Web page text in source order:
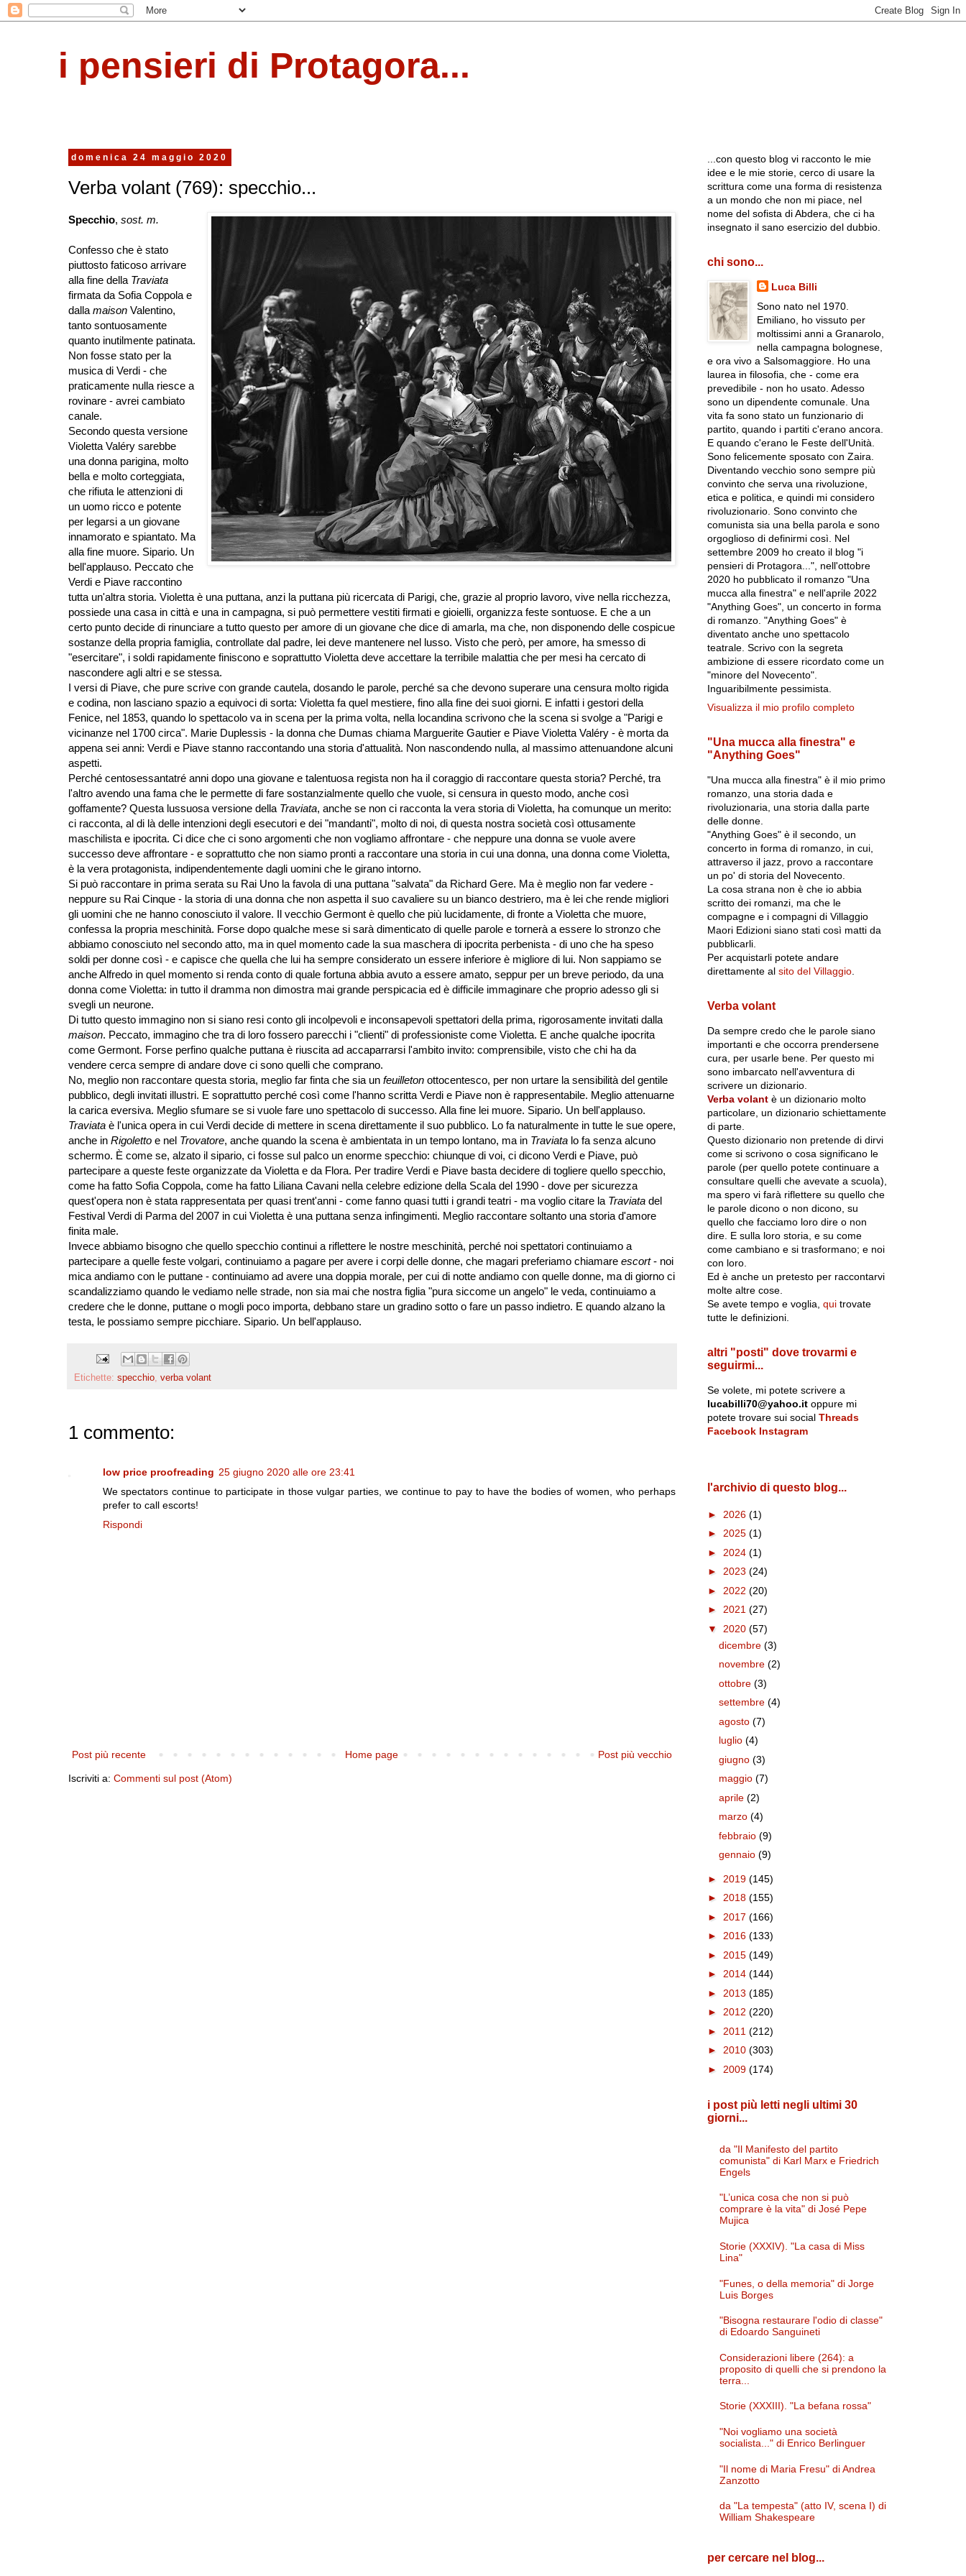
i pensieri di Protagora...
domenica 24 maggio 2020
Verba volant (769): specchio...
Specchio, sost. m.
Confesso che è stato
piuttosto faticoso arrivare
alla fine della Traviata
firmata da Sofia Coppola e
dalla maisonValentino,
tanto sontuosamente
quanto inutilmente patinata.
Non fosse stato per la
musica di Verdi - che
praticamente nulla riesce a
rovinare - avrei cambiato
canale.
Secondo questa versione
Violetta Valéry sarebbe
una donna parigina, molto
bella e molto corteggiata,
che rifiuta le attenzioni di
un uomo ricco e potente
per legarsi a un giovane
innamorato e spiantato. Ma
alla fine muore. Sipario. Un
bell'applauso. Peccato che
Verdi e Piave raccontino
tutta un'altra storia. Violetta è una puttana, anzi la puttana più ricercata di Parigi, che, grazie al proprio lavoro, vive nella ricchezza,
possiede una casa in città e una in campagna, si può permettere vestiti firmati e gioielli, organizza feste sontuose. E che a un
certo punto decide di rinunciare a tutto questo per amore di un giovane che dice di amarla, ma che, non disponendo delle cospicue
sostanze della propria famiglia, controllate dal padre, lei deve mantenere nel lusso. Visto che però, per amore, ha smesso di
"esercitare", i soldi rapidamente finiscono e soprattutto Violetta deve accettare la terribile malattia che per mesi ha cercato di
nascondere agli altri e se stessa.
I versi di Piave, che pure scrive con grande cautela, dosando le parole, perché sa che devono superare una censura molto rigida
e codina, non lasciano spazio a equivoci di sorta: Violetta fa quel mestiere, fino alla fine dei suoi giorni. E infatti i gestori della
Fenice, nel 1853, quando lo spettacolo va in scena per la prima volta, nella locandina scrivono che la scena si svolge a "Parigi e
vicinanze nel 1700 circa". Marie Duplessis - la donna che Dumas chiama Marguerite Gautier e Piave Violetta Valéry - è morta da
appena sei anni: Verdi e Piave stanno raccontando una storia d'attualità. Non nascondendo nulla, al massimo attenuandone alcuni
aspetti.
Perché centosessantatré anni dopo una giovane e talentuosa regista non ha il coraggio di raccontare questa storia? Perché, tra
l'altro avendo una fama che le permette di fare sostanzialmente quello che vuole, si censura in questo modo, anche così
goffamente? Questa lussuosa versione della Traviata, anche se non ci racconta la vera storia di Violetta, ha comunque un merito:
ci racconta, al di là delle intenzioni degli esecutori e dei "mandanti", molto di noi, di questa nostra società così ottusamente
maschilista e ipocrita. Ci dice che ci sono argomenti che non vogliamo affrontare - che neppure una donna se vuole avere
successo deve affrontare - e soprattutto che non siamo pronti a raccontare una storia in cui una donna, una donna come Violetta,
è la vera protagonista, indipendentemente dagli uomini che le girano intorno.
Si può raccontare in prima serata su Rai Uno la favola di una puttana "salvata" da Richard Gere. Ma è meglio non far vedere -
neppure su Rai Cinque - la storia di una donna che non aspetta il suo cavaliere su un bianco destriero, ma è lei che rende migliori
gli uomini che ne hanno conosciuto il valore. Il vecchio Germont è quello che più lucidamente, di fronte a Violetta che muore,
confessa la propria meschinità. Forse dopo qualche mese si sarà dimenticato di quelle parole e tornerà a essere lo stronzo che
abbiamo conosciuto nel secondo atto, ma in quel momento cade la sua maschera di ipocrita perbenista - di uno che ha speso
soldi per donne così - e capisce che quella che lui ha sempre considerato un essere inferiore è migliore di lui. Non sappiamo se
anche Alfredo in quel momento si renda conto di quale fortuna abbia avuto a essere amato, seppur per un breve periodo, da una
donna come Violetta: in tutto il dramma non dimostra mai grande perspicacia ed è difficile immaginare che proprio adesso gli si
svegli un neurone.
Di tutto questo immagino non si siano resi conto gli incolpevoli e inconsapevoli spettatori della prima, rigorosamente invitati dalla
maison. Peccato, immagino che tra di loro fossero parecchi i "clienti" di professioniste come Violetta. E anche qualche ipocrita
come Germont. Forse perfino qualche puttana è riuscita ad accaparrarsi l'ambito invito: comprensibile, visto che chi ha da
vendere cerca sempre di andare dove ci sono quelli che comprano.
No, meglio non raccontare questa storia, meglio far finta che sia un feuilletonottocentesco, per non urtare la sensibilità del gentile
pubblico, degli invitati illustri. E soprattutto perché così come l'hanno scritta Verdi e Piave non è rappresentabile. Meglio attenuarne
la carica eversiva. Meglio sfumare se si vuole fare uno spettacolo di successo. Alla fine lei muore. Sipario. Un bell'applauso.
Traviataè l'unica opera in cui Verdi decide di mettere in scena direttamente il suo pubblico. Lo fa naturalmente in tutte le sue opere,
anche in Rigolettoe nel Trovatore, anche quando la scena è ambientata in un tempo lontano, ma in Traviatalo fa senza alcuno
schermo. È come se, alzato il sipario, ci fosse sul palco un enorme specchio: chiunque di voi, ci dicono Verdi e Piave, può
partecipare a queste feste organizzate da Violetta e da Flora. Per tradire Verdi e Piave basta decidere di togliere quello specchio,
come ha fatto Sofia Coppola, come ha fatto Liliana Cavani nella celebre edizione della Scala del 1990 - dove per sicurezza
quest'opera non è stata rappresentata per quasi trent'anni - come fanno quasi tutti i grandi teatri - ma voglio citare la Traviatadel
Festival Verdi di Parma del 2007 in cui Violetta è una puttana senza infingimenti. Meglio raccontare soltanto una storia d'amore
finita male.
Invece abbiamo bisogno che quello specchio continui a riflettere le nostre meschinità, perché noi spettatori continuiamo a
partecipare a quelle feste volgari, continuiamo a pagare per avere i corpi delle donne, che magari preferiamo chiamare escort- noi
mica andiamo con le puttane - continuiamo ad avere una doppia morale, per cui di notte andiamo con quelle donne, ma di giorno ci
scandalizziamo quando le vediamo nelle strade, non sia mai che nostra figlia "pura siccome un angelo" le veda, continuiamo a
credere che le donne, puttane o mogli poco importa, debbano stare un gradino sotto o fare un passo indietro. E quando alzano la
testa, le possiamo sempre picchiare. Sipario. Un bell'applauso.
Etichette: specchio, verba volant
1 commento:
low price proofreading 25 giugno 2020 alle ore 23:41
We spectators continue to participate in those vulgar parties, we continue to pay to have the bodies of women, who perhaps
prefer to call escorts!
Rispondi
Post più recente Post più vecchio
Home page
Iscriviti a: Commenti sul post (Atom)
...con questo blog vi racconto le mie
idee e le mie storie, cerco di usare la
scrittura come una forma di resistenza
a un mondo che non mi piace, nel
nome del sofista di Abdera, che ci ha
insegnato il sano esercizio del dubbio.
chi sono...
Luca Billi
Sono nato nel 1970.
Emiliano, ho vissuto per
moltissimi anni a Granarolo,
nella campagna bolognese,
e ora vivo a Salsomaggiore. Ho una
laurea in filosofia, che - come era
prevedibile - non ho usato. Adesso
sono un dipendente comunale. Una
vita fa sono stato un funzionario di
partito, quando i partiti c'erano ancora.
E quando c'erano le Feste dell'Unità.
Sono felicemente sposato con Zaira.
Diventando vecchio sono sempre più
convinto che serva una rivoluzione,
etica e politica, e quindi mi considero
rivoluzionario. Sono convinto che
comunista sia una bella parola e sono
orgoglioso di definirmi così. Nel
settembre 2009 ho creato il blog "i
pensieri di Protagora...", nell'ottobre
2020 ho pubblicato il romanzo "Una
mucca alla finestra" e nell'aprile 2022
"Anything Goes", un concerto in forma
di romanzo. "Anything Goes" è
diventato anche uno spettacolo
teatrale. Scrivo con la segreta
ambizione di essere ricordato come un
"minore del Novecento".
Inguaribilmente pessimista.
Visualizza il mio profilo completo
"Una mucca alla finestra" e
"Anything Goes"
"Una mucca alla finestra" è il mio primo
romanzo, una storia dada e
rivoluzionaria, una storia dalla parte
delle donne.
"Anything Goes" è il secondo, un
concerto in forma di romanzo, in cui,
attraverso il jazz, provo a raccontare
un po' di storia del Novecento.
La cosa strana non è che io abbia
scritto dei romanzi, ma che le
compagne e i compagni di Villaggio
Maori Edizioni siano stati così matti da
pubblicarli.
Per acquistarli potete andare
direttamente al sito del Villaggio.
Verba volant
Da sempre credo che le parole siano
importanti e che occorra prendersene
cura, per usarle bene. Per questo mi
sono imbarcato nell'avventura di
scrivere un dizionario.
Verba volantè un dizionario molto
particolare, un dizionario schiettamente
di parte.
Questo dizionario non pretende di dirvi
come si scrivono o cosa significano le
parole (per quello potete continuare a
consultare quelli che avevate a scuola),
ma spero vi farà riflettere su quello che
le parole dicono o non dicono, su
quello che facciamo loro dire o non
dire. E sulla loro storia, e su come
come cambiano e si trasformano; e noi
con loro.
Ed è anche un pretesto per raccontarvi
molte altre cose.
Se avete tempo e voglia, quitrovate
tutte le definizioni.
altri "posti" dove trovarmi e
seguirmi...
Se volete, mi potete scrivere a
lucabilli70@yahoo.itoppure mi
potete trovare sui social Threads
Facebook Instagram
l'archivio di questo blog...
► 2026 (1)
► 2025 (1)
► 2024 (1)
► 2023 (24)
► 2022 (20)
► 2021 (27)
▼ 2020 (57)
dicembre(3)
novembre(2)
ottobre(3)
settembre(4)
agosto(7)
luglio(4)
giugno(3)
maggio(7)
aprile(2)
marzo(4)
febbraio(9)
gennaio(9)
► 2019 (145)
► 2018 (155)
► 2017 (166)
► 2016 (133)
► 2015 (149)
► 2014 (144)
► 2013 (185)
► 2012 (220)
► 2011 (212)
► 2010 (303)
► 2009 (174)
i post più letti negli ultimi 30
giorni...
da "Il Manifesto del partito
comunista" di Karl Marx e Friedrich
Engels
"L’unica cosa che non si può
comprare è la vita" di José Pepe
Mujica
Storie (XXXIV). "La casa di Miss
Lina"
"Funes, o della memoria" di Jorge
Luis Borges
"Bisogna restaurare l'odio di classe"
di Edoardo Sanguineti
Considerazioni libere (264): a
proposito di quelli che si prendono la
terra...
Storie (XXXIII). "La befana rossa"
"Noi vogliamo una società
socialista..." di Enrico Berlinguer
"Il nome di Maria Fresu" di Andrea
Zanzotto
da "La tempesta" (atto IV, scena I) di
William Shakespeare
per cercare nel blog...